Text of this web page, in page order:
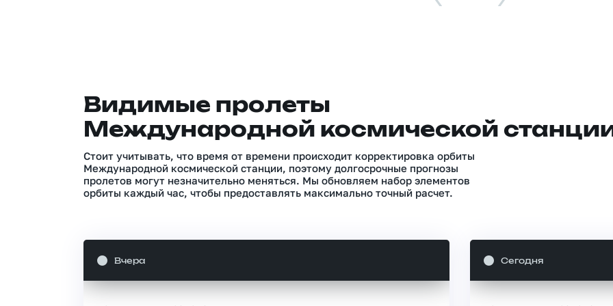
Видимые пролеты
Международной космической
Стоит учитывать, что время от времени происходит корректировка орбиты
Международной космической станции, поэтому долгосрочные прогнозы
пролетов могут незначительно меняться. Мы обновляем набор элементов
орбиты каждый час, чтобы предоставлять максимально точный расчет.
Вчера Сегодня